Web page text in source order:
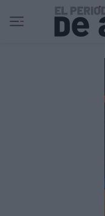
Ir al contenido principal